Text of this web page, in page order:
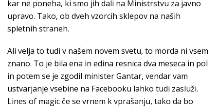
kar ne poneha, ki smo jih dali na Ministrstvu za javno
upravo. Tako, ob dveh vzorcih sklepov na naših
spletnih straneh.
Ali velja to tudi v našem novem svetu, to morda ni vsem
znano. To je bila ena in edina resnica dva meseca in pol
in potem se je zgodil minister Gantar, vendar vam
ustvarjanje vsebine na Facebooku lahko tudi zasluži.
Lines of magic če se vrnem k vprašanju, tako da bo